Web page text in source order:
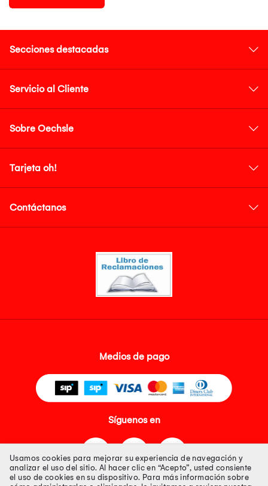
Secciones destacadas
Servicio al Cliente
Sobre Oechsle
Tarjeta oh!
Contáctanos
Medios de pago
Síguenos en
Usamos cookies para mejorar su experiencia de navegación y
analizar el uso del sitio. Al hacer clic en “Acepto”, usted consiente
el uso de cookies en su dispositivo. Para más información sobre